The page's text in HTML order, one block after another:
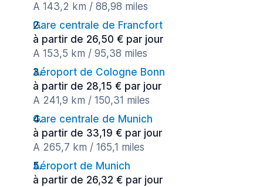
A 143,2 km / 88,98 miles
Gare centrale de Francfort
à partir de 26,50 € par jour
A 153,5 km / 95,38 miles
Aéroport de Cologne Bonn
à partir de 28,15 € par jour
A 241,9 km / 150,31 miles
Gare centrale de Munich
à partir de 33,19 € par jour
A 265,7 km / 165,1 miles
Aéroport de Munich
à partir de 26,32 € par jour